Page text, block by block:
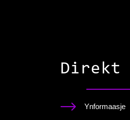
Direkt
Ynformaasje